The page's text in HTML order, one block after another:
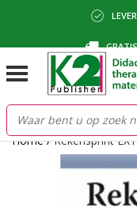
BETALING
Home/Rekensprint